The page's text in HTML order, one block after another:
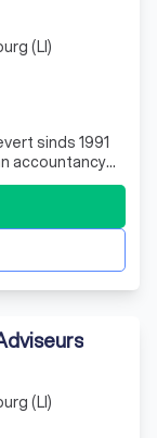
sinds 1991
accountancy
tot een
diverse
(LI)
(LI)